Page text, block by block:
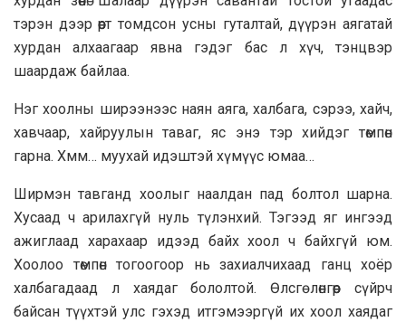
тэрэн дээр ѳѳрт томдсон усны гуталтай, дүүрэн аягатай
хурдан алхаагаар явна гэдэг бас л хүч, тэнцвэр
шаардаж байлаа.
Нэг хоолны ширээнээс наян аяга, халбага, сэрээ, хайч,
хавчаар, хайруулын таваг, яс энэ тэр хийдэг тѳмпѳн
гарна. Хмм… муухай идэштэй хүмүүс юмаа…
Ширмэн тавганд хоолыг наалдан пад болтол шарна.
Хусаад ч арилахгүй нуль түлэнхий. Тэгээд яг ингээд
ажиглаад харахаар идээд байх хоол ч байхгүй юм.
Хоолоо тѳмпѳн тогоогоор нь захиалчихаад ганц хоёр
халбагадаад л хаядаг бололтой. Ѳлсгөлѳнгѳѳр сүйрч
байсан түүхтэй улс гэхэд итгэмээргүй их хоол хаядаг